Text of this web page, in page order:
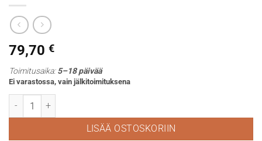
79,70 €
Toimitusaika:5–18 päivää
Ei varastossa, vain jälkitoimituksena
Rembrandt kuivaliidut 30 täysipitkää, yleisvärit määrä
LISÄÄ OSTOSKORIIN